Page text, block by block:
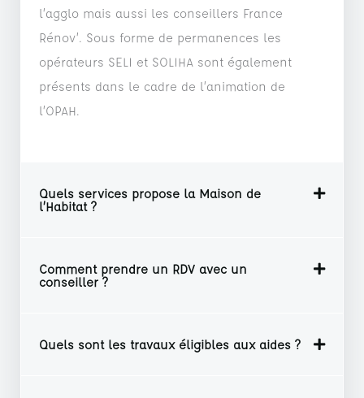
l’agglo mais aussi les conseillers France
Rénov’. Sous forme de permanences les
opérateurs SELI et SOLIHA sont également
présents dans le cadre de l’animation de
l’OPAH.
Quels services propose la Maison de
l’Habitat ?
Comment prendre un RDV avec un
conseiller ?
Quels sont les travaux éligibles aux aides ?